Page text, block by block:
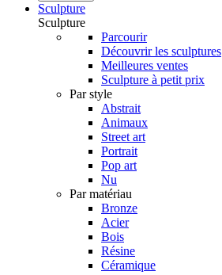
Sculpture
Sculpture
Parcourir
Découvrir les sculptures
Meilleures ventes
Sculpture à petit prix
Par style
Abstrait
Animaux
Street art
Portrait
Pop art
Nu
Par matériau
Bronze
Acier
Bois
Résine
Céramique